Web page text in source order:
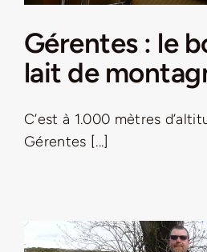
Gérentes : le
lait de
C’est à 1.000 mètres
Gérentes [...]